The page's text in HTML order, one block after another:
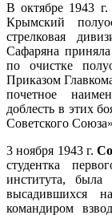
В октябре 1943
Крымский
стрелковая
Сафаряна
по очистке
Приказом
почетное
доблесть в этих
Советского
3 ноября 1943 г.
студентка
института, была
высадившихся
командиром